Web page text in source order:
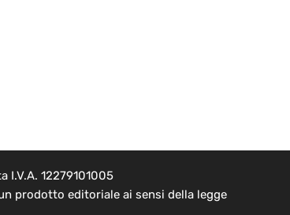
I.V.A. 12279101005
prodotto editoriale ai sensi della legge